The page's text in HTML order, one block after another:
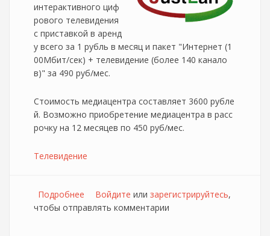
интерактивного циф
рового телевидения
с приставкой в аренд
у всего за 1 рубль в месяц и пакет "Интернет (1
00Мбит/сек) + телевидение (более 140 канало
в)" за 490 руб/мес.
Стоимость медиацентра составляет 3600 рубле
й. Возможно приобретение медиацентра в расс
рочку на 12 месяцев по 450 руб/мес.
Телевидение
Подробнее о Justlan обновил услуги JustTV
Войдите или зарегистрируйтесь,
чтобы отправлять комментарии